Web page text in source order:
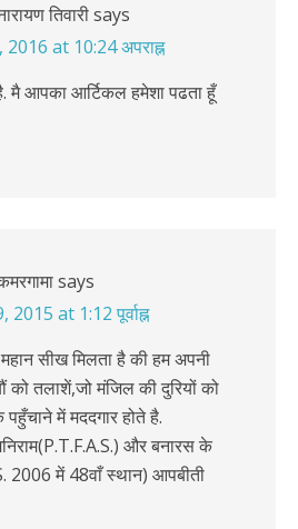
तिवारीsays
2016 at 10:24 अपराह्न
मै आपका आर्टिकल हमेशा पढता हूँ
says
2015 at 1:12 पूर्वाह्न
सीख मिलता है की हम अपनी
को तलाशें,जो मंजिल की दुरियों को
में मददगार होते है.
और बनारस के
2006 में 48वाँ स्थान) आपबीती